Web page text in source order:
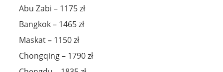
Abu Zabi – 1175 zł
Bangkok – 1465 zł
Maskat – 1150 zł
Chongqing – 1790 zł